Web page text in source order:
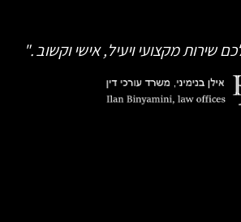
שירות מקצועי ויעיל, אישי וקשוב ."